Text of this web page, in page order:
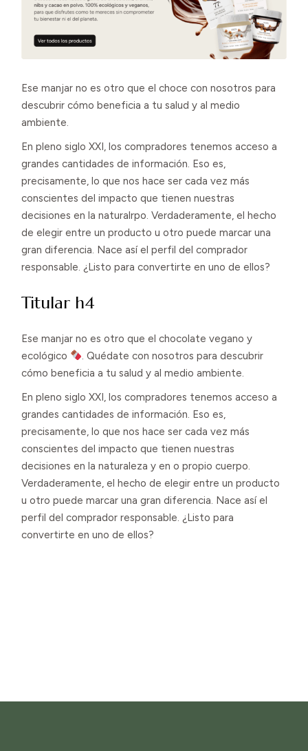
Ese manjar no es otro que el choce con nosotros para
descubrir cómo beneficia a tu salud y al medio
ambiente.
En pleno siglo XXI, los compradores tenemos acceso a
grandes cantidades de información. Eso es,
precisamente, lo que nos hace ser cada vez más
conscientes del impacto que tienen nuestras
decisiones en la naturalrpo. Verdaderamente, el hecho
de elegir entre un producto u otro puede marcar una
gran diferencia. Nace así el perfil del comprador
responsable. ¿Listo para convertirte en uno de ellos?
Titular h4
Ese manjar no es otro que el chocolate vegano y
ecológico
. Quédate con nosotros para descubrir
cómo beneficia a tu salud y al medio ambiente.
En pleno siglo XXI, los compradores tenemos acceso a
grandes cantidades de información. Eso es,
precisamente, lo que nos hace ser cada vez más
conscientes del impacto que tienen nuestras
decisiones en la naturaleza y en o propio cuerpo.
Verdaderamente, el hecho de elegir entre un producto
u otro puede marcar una gran diferencia. Nace así el
perfil del comprador responsable. ¿Listo para
convertirte en uno de ellos?